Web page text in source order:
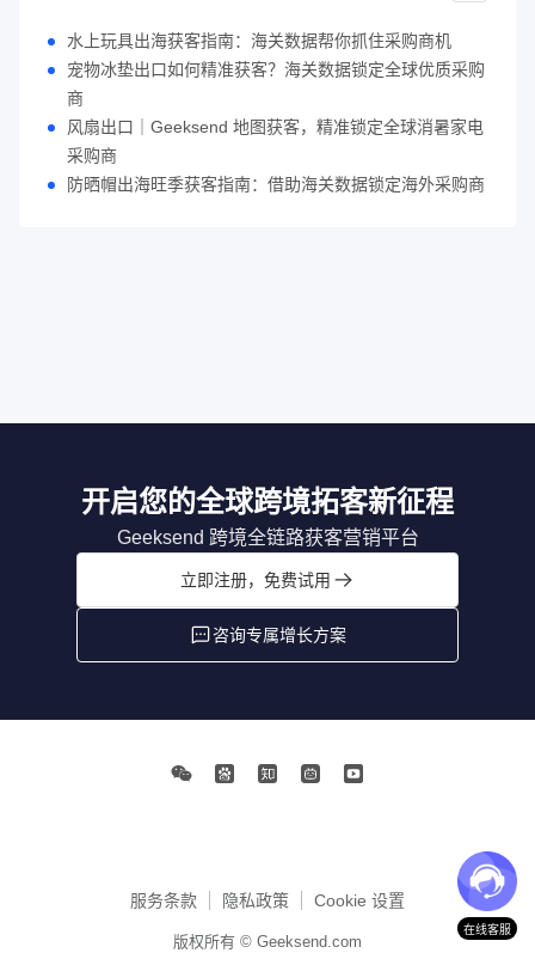
水上玩具出海获客指南：海关数据帮你抓住采购商机
宠物冰垫出口如何精准获客？海关数据锁定全球优质采购
商
风扇出口｜Geeksend 地图获客，精准锁定全球消暑家电
采购商
防晒帽出海旺季获客指南：借助海关数据锁定海外采购商
开启您的全球跨境拓客新征程
Geeksend 跨境全链路获客营销平台
立即注册，免费试用
咨询专属增长方案
服务条款 隐私政策 Cookie 设置
版权所有 © Geeksend.com
在线客服